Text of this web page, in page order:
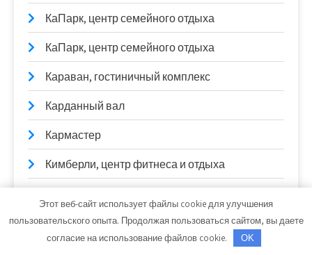
КаПарк, центр семейного отдыха
КаПарк, центр семейного отдыха
Караван, гостиничный комплекс
Карданный вал
Кармастер
Кимберли, центр фитнеса и отдыха
Кит-Сервис, автомойка
Этот веб-сайт использует файлы cookie для улучшения
пользовательского опыта. Продолжая пользоваться сайтом, вы даете
согласие на использование файлов cookie.
OK